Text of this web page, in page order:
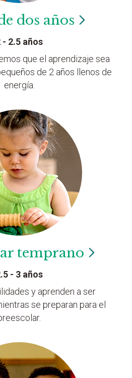
dos años
- 2.5 años
que el aprendizaje sea
de 2 años llenos de
energía.
temprano
- 3 años
y aprenden a ser
se preparan para el